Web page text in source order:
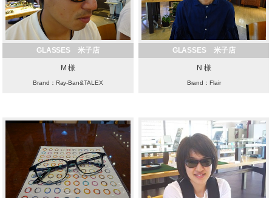
GLASSES 米子店
M 様
Brand：Ray-Ban&TALEX
GLASSES 米子店
N 様
Brand：Flair